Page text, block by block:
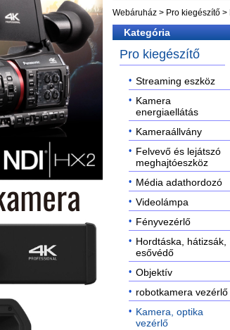
Webáruház > Pro kiegészítő >
Kategória
Pro kiegészítő
Streaming eszköz
Kamera
energiaellátás
Kameraállvány
Felvevő és lejátszó
meghajtóeszköz
Média adathordozó
Videolámpa
Fényvezérlő
Hordtáska, hátizsák,
esővédő
Objektív
robotkamera vezérlő
Kamera, optika
vezérlő